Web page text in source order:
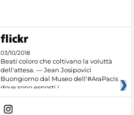
03/10/2018
Beati coloro che coltivano la voluttà
dell'attesa. — Jean Josipovici
Buongiorno dal Museo dell'#AraPacis
dove sono esposti i